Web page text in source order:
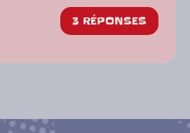
3 RÉPONSES